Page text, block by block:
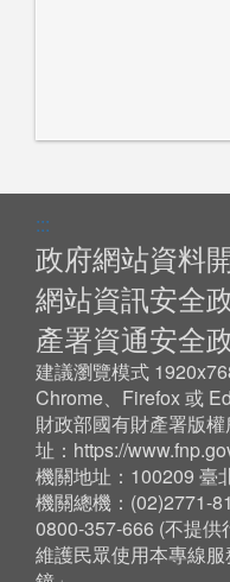
:::
政府網站資料
網站資訊安全
產署資通安全
建議瀏覽模式
Chrome、Firefox 或
財政部國有財產署版
址： https://
機關地址：100209 臺
機關總機：(02)2771-
0800-357-666 (不提供
維護民眾使用本專線